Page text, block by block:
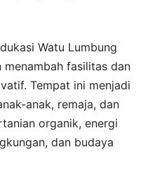
Watu Lumbung
fasilitas dan
Tempat ini menjadi
anak, remaja, dan
organik, energi
dan budaya